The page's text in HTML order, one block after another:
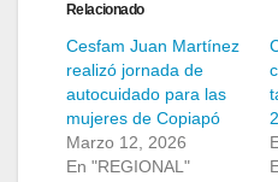
Relacionado
Cesfam Juan Martínez
realizó jornada de
autocuidado para las
mujeres de Copiapó
Marzo 12, 2026
En "REGIONAL"